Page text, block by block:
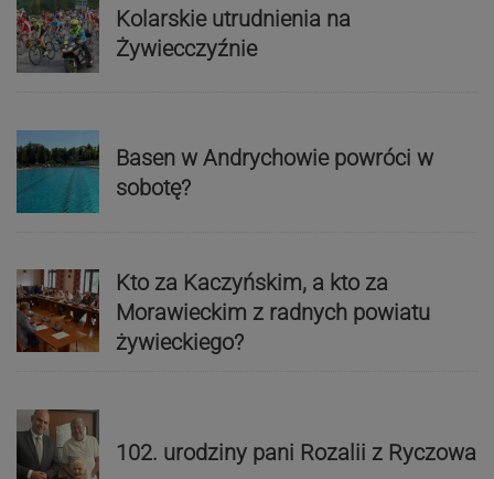
Kolarskie utrudnienia na
Żywiecczyźnie
Basen w Andrychowie powróci w
sobotę?
Kto za Kaczyńskim, a kto za
Morawieckim z radnych powiatu
żywieckiego?
102. urodziny pani Rozalii z Ryczowa